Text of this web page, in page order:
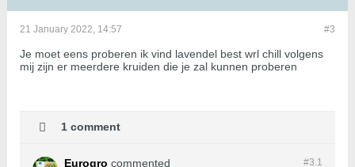
#3
21 January 2022, 14:57
Je moet eens proberen ik vind lavendel best wrl chill volgens
mij zijn er meerdere kruiden die je zal kunnen proberen
1 comment
#3.1
Eurogro commented